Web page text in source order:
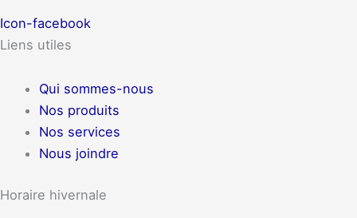
Icon-facebook
Liens utiles
Qui sommes-nous
Nos produits
Nos services
Nous joindre
Horaire hivernale